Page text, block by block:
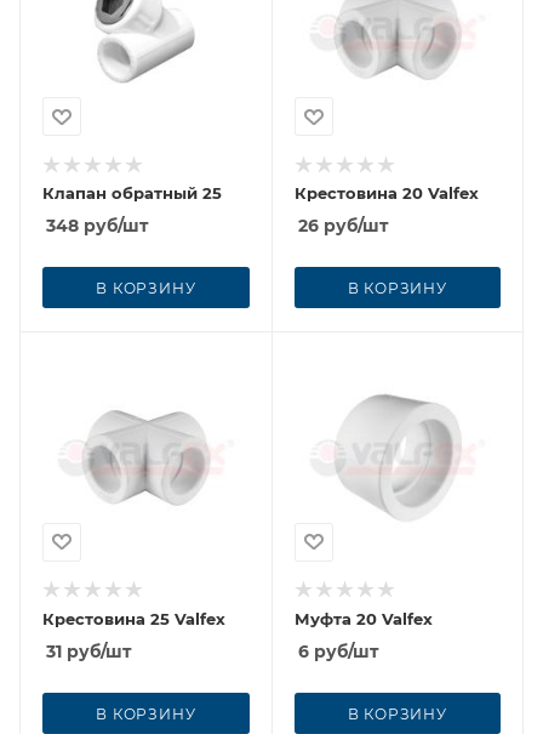
Клапан обратный 25
348 руб/шт
В КОРЗИНУ
Крестовина 20 Valfex
26руб/шт
В КОРЗИНУ
Крестовина 25 Valfex
31 руб/шт
В КОРЗИНУ
Муфта 20 Valfex
6руб/шт
В КОРЗИНУ